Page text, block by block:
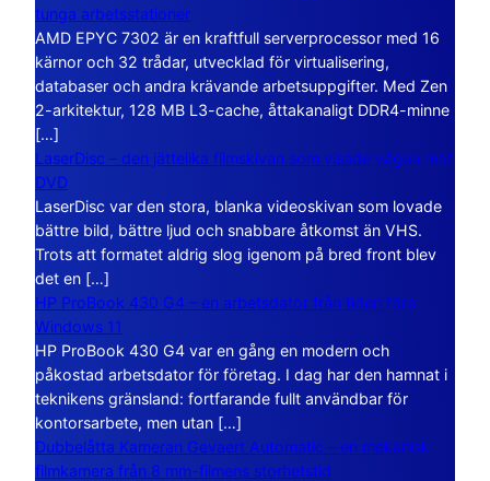
tunga arbetsstationer
AMD EPYC 7302 är en kraftfull serverprocessor med 16
kärnor och 32 trådar, utvecklad för virtualisering,
databaser och andra krävande arbetsuppgifter. Med Zen
2-arkitektur, 128 MB L3-cache, åttakanaligt DDR4-minne
[…]
LaserDisc – den jättelika filmskivan som visade vägen mot
DVD
LaserDisc var den stora, blanka videoskivan som lovade
bättre bild, bättre ljud och snabbare åtkomst än VHS.
Trots att formatet aldrig slog igenom på bred front blev
det en […]
HP ProBook 430 G4 – en arbetsdator från tiden före
Windows 11
HP ProBook 430 G4 var en gång en modern och
påkostad arbetsdator för företag. I dag har den hamnat i
teknikens gränsland: fortfarande fullt användbar för
kontorsarbete, men utan […]
Dubbelåtta Kameran Gevaert Automatic – en mekanisk
filmkamera från 8 mm-filmens storhetstid